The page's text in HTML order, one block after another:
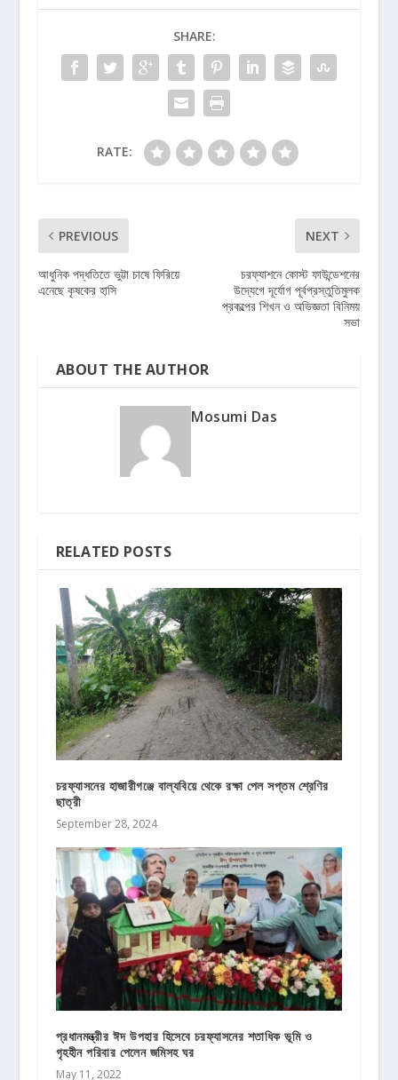
SHARE:
RATE:
PREVIOUS
আধুনিক পদ্ধতিতে ভুট্টা চাষে ফিরিয়ে
এনেছে কৃষকের হাসি
NEXT
চরফ্যাশনে কোস্ট ফাউন্ডেশনের
উদ্যেগে দূর্যোগ পূর্বপ্রস্তুতিমুলক
প্রকল্পের শিখন ও অভিজ্ঞতা বিনিময়
সভা
ABOUT THE AUTHOR
Mosumi Das
RELATED POSTS
চরফ্যাসনের হাজারীগঞ্জে বাল্যবিয়ে থেকে রক্ষা পেল সপ্তম শ্রেণির
ছাত্রী
September 28, 2024
প্রধানমন্ত্রীর ঈদ উপহার হিসেবে চরফ্যাসনের শতাধিক ভূমি ও
গৃহহীন পরিবার পেলেন জমিসহ ঘর
May 11, 2022